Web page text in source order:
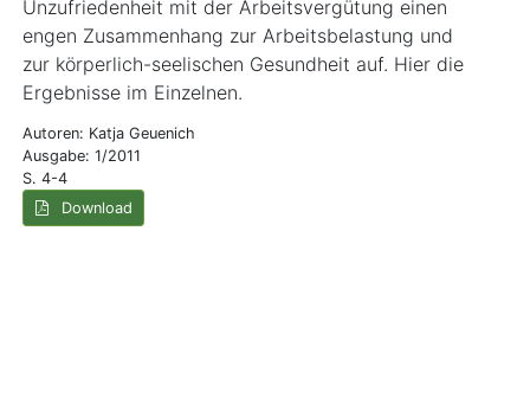
Unzufriedenheit mit der Arbeitsvergütung einen
engen Zusammenhang zur Arbeitsbelastung und
zur körperlich-seelischen Gesundheit auf. Hier die
Ergebnisse im Einzelnen.
Autoren: Katja Geuenich
Ausgabe: 1/2011
S. 4-4
Download